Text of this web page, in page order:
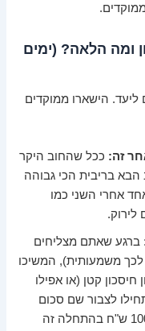
ומה הלאה? (ימים
הישארו ממוקדים
זה: ככל שהחוב היקר
הבא בריבית הכי גבוהה
אחרי השני כמו
לירוק.
ברגע שאתם מצליחים
משמעותית), המשיכו
קטן (או אפילו
לצבור שם סכום
קטן ל"מקרה חירום". 1000-2000 ש"ח בהתחלה זה